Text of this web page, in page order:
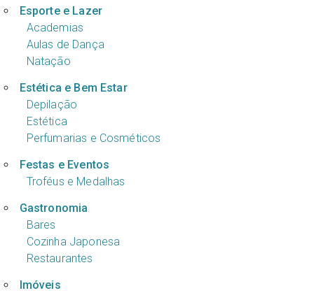
Esporte e Lazer
Academias
Aulas de Dança
Natação
Estética e Bem Estar
Depilação
Estética
Perfumarias e Cosméticos
Festas e Eventos
Troféus e Medalhas
Gastronomia
Bares
Cozinha Japonesa
Restaurantes
Imóveis